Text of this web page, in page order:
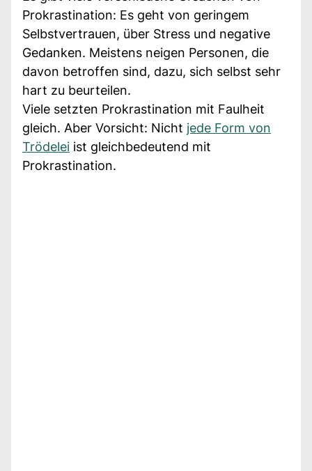
Prokrastination: Es geht von geringem
Selbstvertrauen, über Stress und negative
Gedanken. Meistens neigen Personen, die
davon betroffen sind, dazu, sich selbst sehr
hart zu beurteilen.
Viele setzten Prokrastination mit Faulheit
gleich. Aber Vorsicht: Nicht jede Form von
Trödelei ist gleichbedeutend mit
Prokrastination.